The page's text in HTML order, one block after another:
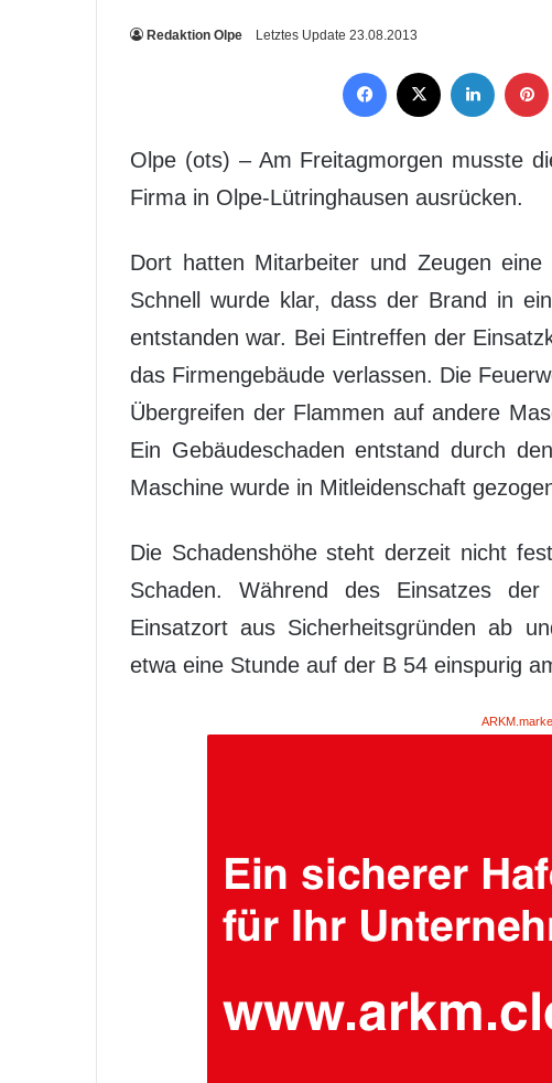
Redaktion Olpe Letztes Update 23.08.2013
Olpe (ots) – Am Freitagmorgen musste
Firma in Olpe-Lütringhausen ausrücken.
Dort hatten Mitarbeiter und Zeugen eine
Schnell wurde klar, dass der Brand in
entstanden war. Bei Eintreffen der
das Firmengebäude verlassen. Die
Übergreifen der Flammen auf andere
Ein Gebäudeschaden entstand durch
Maschine wurde in Mitleidenschaft
Die Schadenshöhe steht derzeit nicht
Schaden. Während des Einsatzes
Einsatzort aus Sicherheitsgründen ab
etwa eine Stunde auf der B 54 einspurig